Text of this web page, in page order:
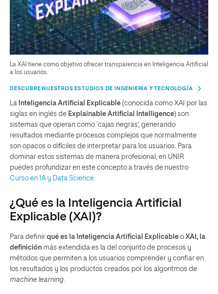
La XAI tiene como objetivo ofrecer transparencia en Inteligencia Artificial
a los usuarios.
DESCUBRE NUESTROS ESTUDIOS DE INGENIERÍA Y TECNOLOGÍA
La Inteligencia Artificial Explicable (conocida como XAI por las
siglas en inglés de Explainable Artificial Intelligence) son
sistemas que operan como ‘cajas negras’, generando
resultados mediante procesos complejos que normalmente
son opacos o difíciles de interpretar para los usuarios. Para
dominar estos sistemas de manera profesional, en UNIR
puedes profundizar en este concepto a través de nuestro
Curso en IA y Data Science
¿Qué es la Inteligencia Artificial
Explicable (XAI)?
Para definir qué es la Inteligencia Artificial Explicable o XAI, la
definición más extendida es la del conjunto de procesos y
métodos que permiten a los usuarios comprender y confiar en
los resultados y los productos creados por los algoritmos de
machine learning